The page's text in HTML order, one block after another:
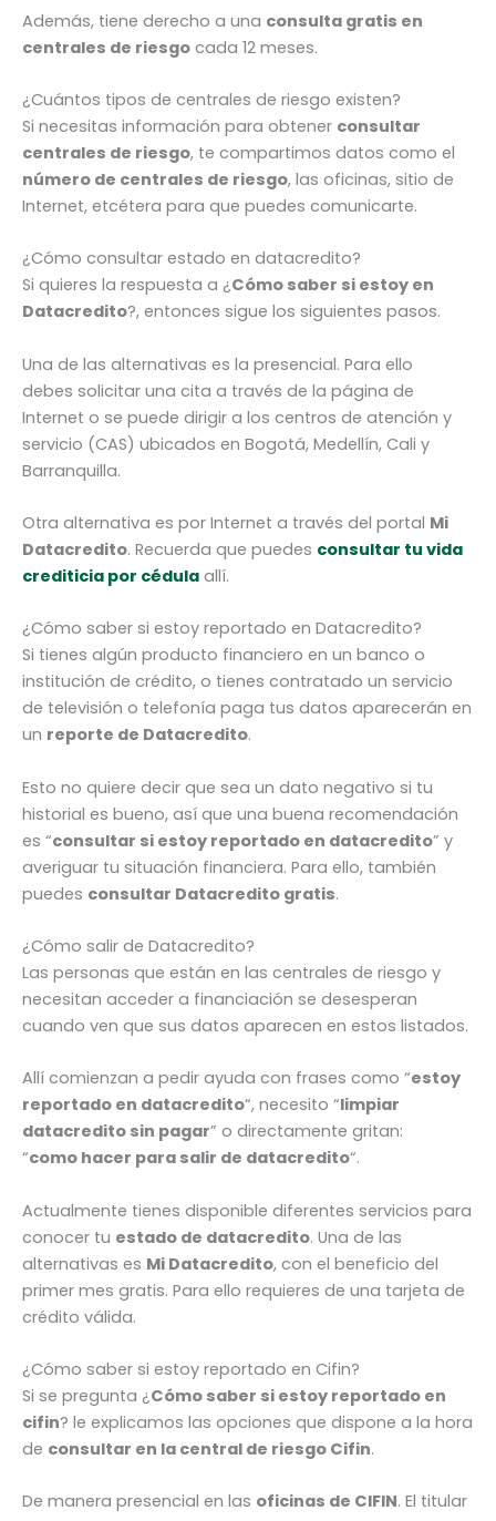
Además, tiene derecho a una consulta gratis en
centrales de riesgo cada 12 meses.
¿Cuántos tipos de centrales de riesgo existen?
Si necesitas información para obtener consultar
centrales de riesgo, te compartimos datos como el
número de centrales de riesgo, las oficinas, sitio de
Internet, etcétera para que puedes comunicarte.
¿Cómo consultar estado en datacredito?
Si quieres la respuesta a ¿Cómo saber si estoy en
Datacredito?, entonces sigue los siguientes pasos.
Una de las alternativas es la presencial. Para ello
debes solicitar una cita a través de la página de
Internet o se puede dirigir a los centros de atención y
servicio (CAS) ubicados en Bogotá, Medellín, Cali y
Barranquilla.
Otra alternativa es por Internet a través del portal Mi
Datacredito. Recuerda que puedes consultar tu vida
crediticia por cédula allí.
¿Cómo saber si estoy reportado en Datacredito?
Si tienes algún producto financiero en un banco o
institución de crédito, o tienes contratado un servicio
de televisión o telefonía paga tus datos aparecerán en
un reporte de Datacredito.
Esto no quiere decir que sea un dato negativo si tu
historial es bueno, así que una buena recomendación
es “consultar si estoy reportado en datacredito” y
averiguar tu situación financiera. Para ello, también
puedes consultar Datacredito gratis.
¿Cómo salir de Datacredito?
Las personas que están en las centrales de riesgo y
necesitan acceder a financiación se desesperan
cuando ven que sus datos aparecen en estos listados.
Allí comienzan a pedir ayuda con frases como “estoy
reportado en datacredito“, necesito “limpiar
datacredito sin pagar” o directamente gritan:
“como hacer para salir de datacredito“.
Actualmente tienes disponible diferentes servicios para
conocer tu estado de datacredito. Una de las
alternativas es Mi Datacredito, con el beneficio del
primer mes gratis. Para ello requieres de una tarjeta de
crédito válida.
¿Cómo saber si estoy reportado en Cifin?
Si se pregunta ¿Cómo saber si estoy reportado en
cifin? le explicamos las opciones que dispone a la hora
de consultar en la central de riesgo Cifin.
De manera presencial en las oficinas de CIFIN. El titular